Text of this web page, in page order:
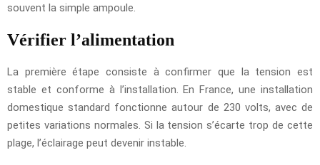
souvent la simple ampoule.
Vérifier l’alimentation
La première étape consiste à confirmer que la tension est
stable et conforme à l’installation. En France, une installation
domestique standard fonctionne autour de 230 volts, avec de
petites variations normales. Si la tension s’écarte trop de cette
plage, l’éclairage peut devenir instable.